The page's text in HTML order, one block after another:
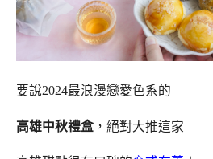
要說2024最浪漫戀愛色系的
高雄中秋禮盒 ，絕對大推這家